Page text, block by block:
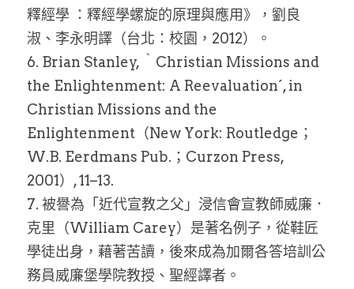
釋經學 ：釋經學螺旋的原理與應用》，劉良
淑、李永明譯（台北：校園，2012）。
6. Brian Stanley, ｀Christian Missions and
the Enlightenment: A Reevaluation´, in
Christian Missions and the
Enlightenment（New York: Routledge；
W.B. Eerdmans Pub.；Curzon Press,
2001）, 11–13.
7. 被譽為「近代宣教之父」浸信會宣教師威廉．
克里（William Carey）是著名例子，從鞋匠
學徒出身，藉著苦讀，後來成為加爾各答培訓公
務員威廉堡學院教授、聖經譯者。